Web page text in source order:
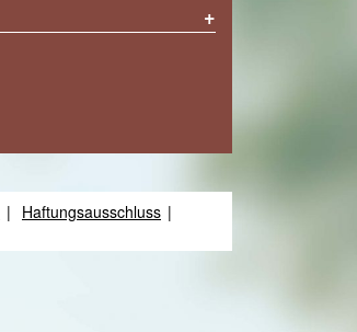
+
Haftungsausschluss